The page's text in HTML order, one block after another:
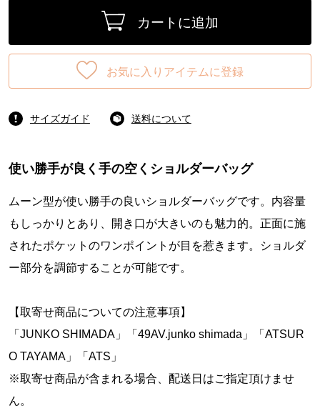
カートに追加
お気に入りアイテムに登録
サイズガイド 送料について
使い勝手が良く手の空くショルダーバッグ
ムーン型が使い勝手の良いショルダーバッグです。内容量
もしっかりとあり、開き口が大きいのも魅力的。正面に施
されたポケットのワンポイントが目を惹きます。ショルダ
ー部分を調節することが可能です。
【取寄せ商品についての注意事項】
「JUNKO SHIMADA」「49AV.junko shimada」「ATSUR
O TAYAMA」「ATS」
※取寄せ商品が含まれる場合、配送日はご指定頂けませ
ん。